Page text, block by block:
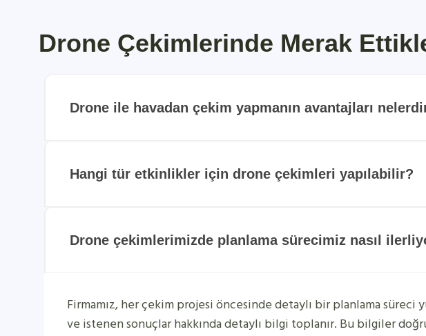
Drone Çekimlerinde Merak
Drone ile havadan çekim yapmanın avantajları
Hangi tür etkinlikler için drone çekimleri yapılabilir?
Drone çekimlerimizde planlama sürecimiz nasıl
Firmamız, her çekim projesi öncesinde detaylı bir planlama
ve istenen sonuçlar hakkında detaylı bilgi toplanır. Bu bilgiler